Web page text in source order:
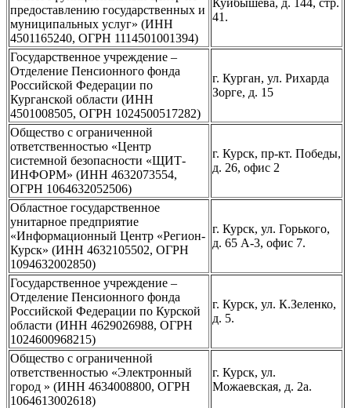
предоставлению государственных и
муниципальных услуг» (ИНН
4501165240, ОГРН 1114501001394)
41.
Государственное учреждение –
Отделение Пенсионного фонда
Российской Федерации по
Курганской области (ИНН
4501008505, ОГРН 1024500517282)
г. Курган, ул. Рихарда
Зорге, д. 15
Общество с ограниченной
ответственностью «Центр
системной безопасности «ЩИТ-
ИНФОРМ» (ИНН 4632073554,
ОГРН 1064632052506)
г. Курск, пр-кт. Победы,
д. 26, офис 2
Областное государственное
унитарное предприятие
«Информационный Центр «Регион-
Курск» (ИНН 4632105502, ОГРН
1094632002850)
г. Курск, ул. Горького,
д. 65 А-3, офис 7.
Государственное учреждение –
Отделение Пенсионного фонда
Российской Федерации по Курской
области (ИНН 4629026988, ОГРН
1024600968215)
г. Курск, ул. К.Зеленко,
д. 5.
Общество с ограниченной
ответственностью «Электронный
город » (ИНН 4634008800, ОГРН
1064613002618)
г. Курск, ул.
Можаевская, д. 2а.